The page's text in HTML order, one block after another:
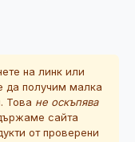
на линк или
да получим малка
Това не оскъпява
сайта
от проверени